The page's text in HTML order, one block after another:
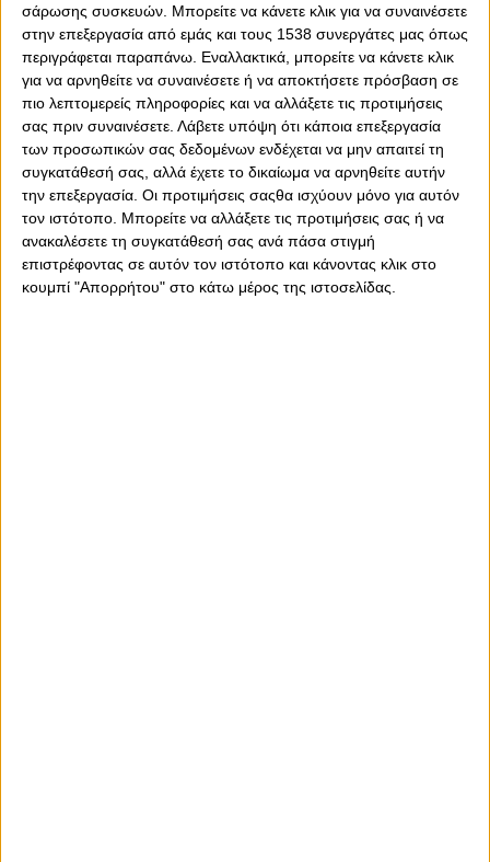
σάρωσης συσκευών. Μπορείτε να κάνετε κλικ για να συναινέσετε
στην επεξεργασία από εμάς και τους 1538 συνεργάτες μας όπως
περιγράφεται παραπάνω. Εναλλακτικά, μπορείτε να κάνετε κλικ
για να αρνηθείτε να συναινέσετε ή να αποκτήσετε πρόσβαση σε
πιο λεπτομερείς πληροφορίες και να αλλάξετε τις προτιμήσεις
σας πριν συναινέσετε. Λάβετε υπόψη ότι κάποια επεξεργασία
των προσωπικών σας δεδομένων ενδέχεται να μην απαιτεί τη
συγκατάθεσή σας, αλλά έχετε το δικαίωμα να αρνηθείτε αυτήν
την επεξεργασία. Οι προτιμήσεις σαςθα ισχύουν μόνο για αυτόν
τον ιστότοπο. Μπορείτε να αλλάξετε τις προτιμήσεις σας ή να
ανακαλέσετε τη συγκατάθεσή σας ανά πάσα στιγμή
επιστρέφοντας σε αυτόν τον ιστότοπο και κάνοντας κλικ στο
κουμπί "Απορρήτου" στο κάτω μέρος της ιστοσελίδας.
Το παράδειγμα Γάνδης και Μακάμπι Χάιφα θα πρέπει να
ακολουθήσει ο Ολυμπιακός στη ρεβάνς της Σερβίας,
στις 14/3, προκειμένου να «κλέψει» το εισιτήριο για τα
προημιτελικά του Conference League. Κάτι, βέβαια, που
μοιάζει τρομερά δύσκολο, αφού η ομάδα του Πειραιά δεν
θα πρέπει απλά να επικρατήσει, αλλά και να σκοράρει
τέσσερα γκολ παραπάνω από τους Ισραηλινούς ή τρία
για... αρχή, προκειμένου να στείλει το παιχνίδι στην
παράταση.
Αναλυτικότερα, μόνο δύο ομάδες έχουν καταφέρει να
αναγκάσουν την Μακάμπι Τελ Αβίβ, να φύγει με σκυμμένο
κεφάλι από το γήπεδο.